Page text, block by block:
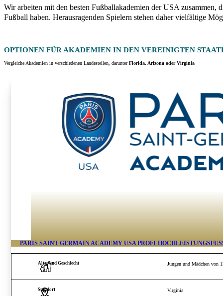
Wir arbeiten mit den besten Fußballakademien der USA
Fußball haben. Herausragenden Spielern stehen daher vielfältige
OPTIONEN FÜR AKADEMIEN IN DEN VEREINIGTEN
Vergleiche Akademien in verschiedenen Landesteilen, darunterFlorida, Arizona oder Virginia
PARIS SAINT-GERMAIN ACADEMY USA PROFI-
Alter und Geschlecht Jungen und Mädchen von
Standort Virginia